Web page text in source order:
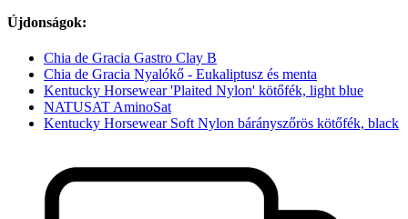
Újdonságok:
Chia de Gracia Gastro Clay B
Chia de Gracia Nyalókő - Eukaliptusz és menta
Kentucky Horsewear 'Plaited Nylon' kötőfék, light blue
NATUSAT AminoSat
Kentucky Horsewear Soft Nylon bárányszőrös kötőfék, black